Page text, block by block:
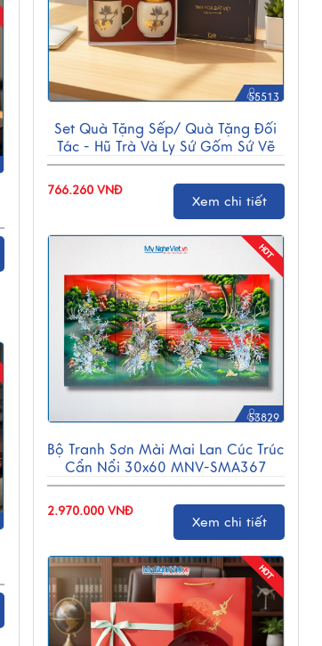
55513
Set Quà Tặng Sếp/ Quà Tặng Đối
Tác - Hũ Trà Và Ly Sứ Gốm Sứ Vẽ
Hoa Sen CBG001
766.260 VNĐ
Xem chi tiết
53829
Bộ Tranh Sơn Mài Mai Lan Cúc Trúc
Cẩn Nổi 30x60 MNV-SMA367
2.970.000 VNĐ
Xem chi tiết